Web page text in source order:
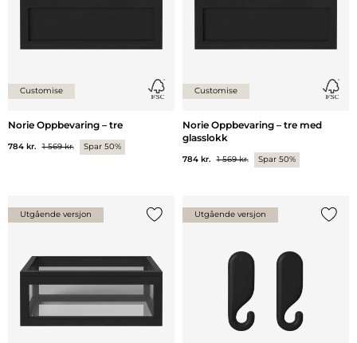
Customise
Norie Oppbevaring – tre
784 kr. 1 569 kr. Spar 50%
Customise
Norie Oppbevaring – tre med
glasslokk
784 kr. 1 569 kr. Spar 50%
Utgående versjon Utgående versjon